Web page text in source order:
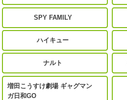
SPY FAMILY
ハイキュー
ナルト
増田こうすけ劇場 ギャグマン
ガ日和GO